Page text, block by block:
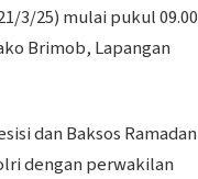
3/25) mulai pukul 09.00
Brimob, Lapangan
dan Baksos Ramadan
dengan perwakilan